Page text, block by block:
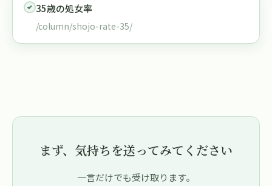
35歳の処女率
/column/shojo-rate-35/
まず、気持ちを送ってみてください
一言だけでも受け取ります。